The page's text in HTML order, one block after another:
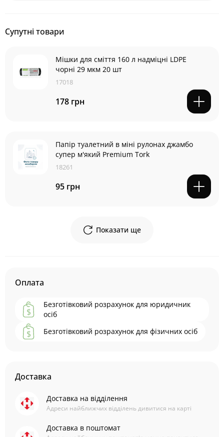
Супутні товари
Мішки для сміття 160 л надміцні LDPE
чорні 29 мкм 20 шт
17018
178 грн
Папір туалетний в міні рулонах джамбо
супер м'який Premium Tork
18261
95 грн
Показати ще
Оплата
Безготівковий розрахунок для юридичник
осіб
Безготівковий розрахунок для фізичних осіб
Доставка
Доставка на відділення
Адреси найближчих відділень дивитися на карті
Доставка в поштомат